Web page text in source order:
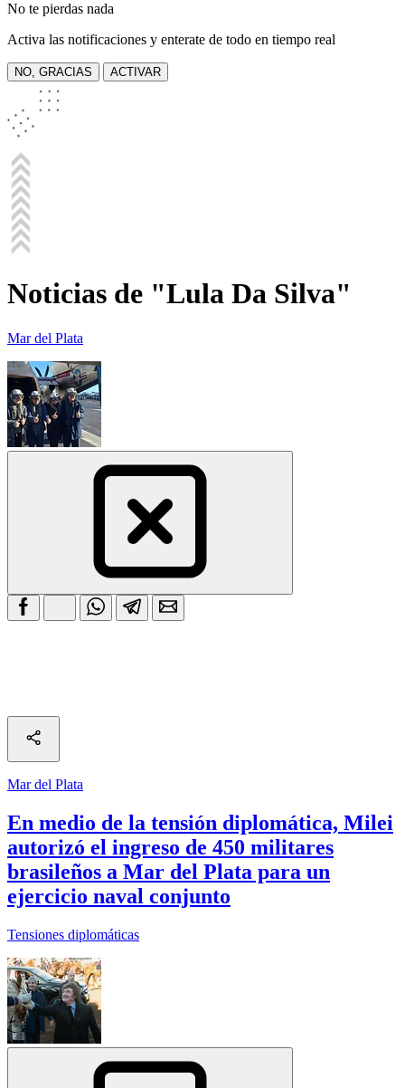
No te pierdas nada
Activa las notificaciones y enterate de todo en tiempo real
NO, GRACIAS ACTIVAR
Noticias de "Lula Da Silva"
Mar del Plata
Mar del Plata
En medio de la tensión diplomática, Milei
autorizó el ingreso de 450 militares
brasileños a Mar del Plata para un
ejercicio naval conjunto
Tensiones diplomáticas